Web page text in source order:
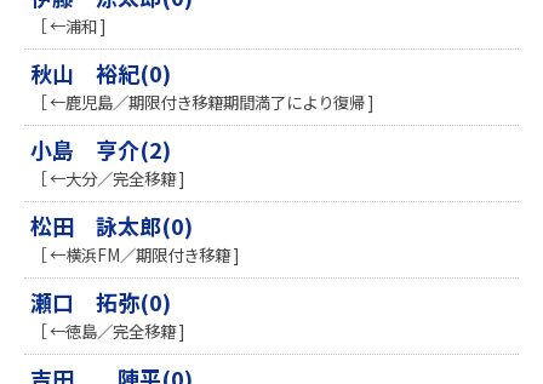
［ ←浦和 ]
秋山 裕紀(0)
［ ←鹿児島／期限付き移籍期間満了により復帰 ]
小島 亨介(2)
［ ←大分／完全移籍 ]
松田 詠太郎(0)
［ ←横浜FM／期限付き移籍 ]
瀬口 拓弥(0)
［ ←徳島／完全移籍 ]